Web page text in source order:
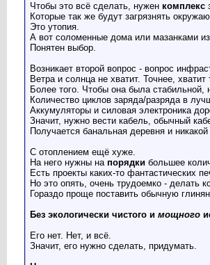
Чтобы это всё сделать, нужен комплекс
Которые так же будут загрязнять
Это утопия.
А вот соломенные дома или мазанками
Понятен выбор.
Возникает второй вопрос - вопрос
Ветра и солнца не хватит. Точнее,
Более того. Чтобы она была стабильной,
Количество циклов заряда/разряда в
Аккумуляторы и силовая электроника
Значит, нужно вести кабель, обычный
Получается банальная деревня и
С отоплением ещё хуже.
На него нужны на порядки большее
Есть проекты каких-то фантастических
Но это опять, очень трудоемко - делать
Гораздо проще поставить обычную
Без экологически чистого и мощного
Его нет. Нет, и всё.
Значит, его нужно сделать, придумать.